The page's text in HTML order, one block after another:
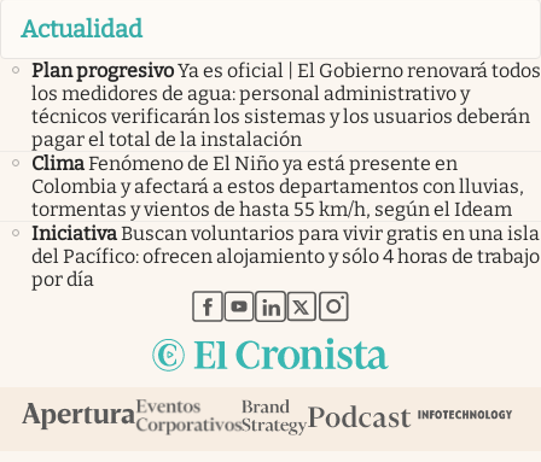
Actualidad
Plan progresivoYa es oficial | El Gobierno renovará todos
los medidores de agua: personal administrativo y
técnicos verificarán los sistemas y los usuarios deberán
pagar el total de la instalación
ClimaFenómeno de El Niño ya está presente en
Colombia y afectará a estos departamentos con lluvias,
tormentas y vientos de hasta 55 km/h, según el Ideam
IniciativaBuscan voluntarios para vivir gratis en una isla
del Pacífico: ofrecen alojamiento y sólo 4 horas de trabajo
por día
abre en nueva pestaña
abre en nueva pestaña
abre en nueva pestaña
abre en nueva pestaña
abre en nueva pestaña